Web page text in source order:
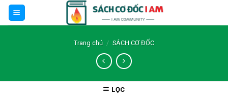
Skip
Trang chủ / SÁCH CƠ ĐỐC
LỌC